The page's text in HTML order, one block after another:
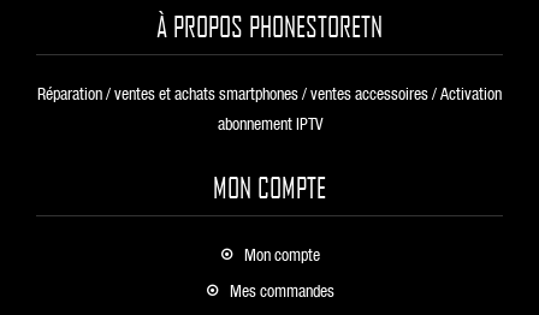
À PROPOS PHONESTORETN
Réparation / ventes et achats smartphones / ventes accessoires / Activation
abonnement IPTV
MON COMPTE
Mon compte
Mes commandes